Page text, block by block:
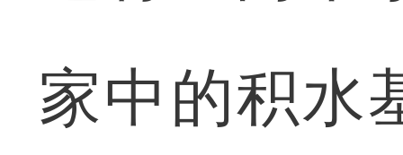
家中的积水